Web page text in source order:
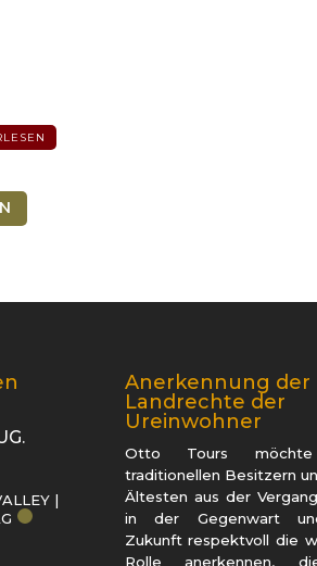
|
Anerkennung der
Landrechte der
Ureinwohner
Otto Tours
traditionellen Besitzern
Ältesten aus der
in der Gegenwart
Zukunft respektvoll die
Rolle anerkennen,